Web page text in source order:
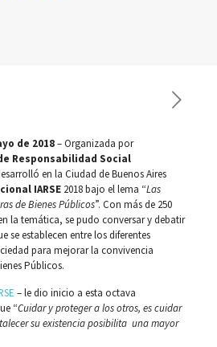
de 2018– Organizada por
Responsabilidad Social
en la Ciudad de Buenos Aires
IARSE2018 bajo el lema “Las
de Bienes Públicos”. Con más de 250
la temática, se pudo conversar y debatir
se establecen entre los diferentes
para mejorar la convivencia
Públicos.
– le dio inicio a esta octava
“Cuidar y proteger a los otros, es cuidar
su existencia posibilita una mayor